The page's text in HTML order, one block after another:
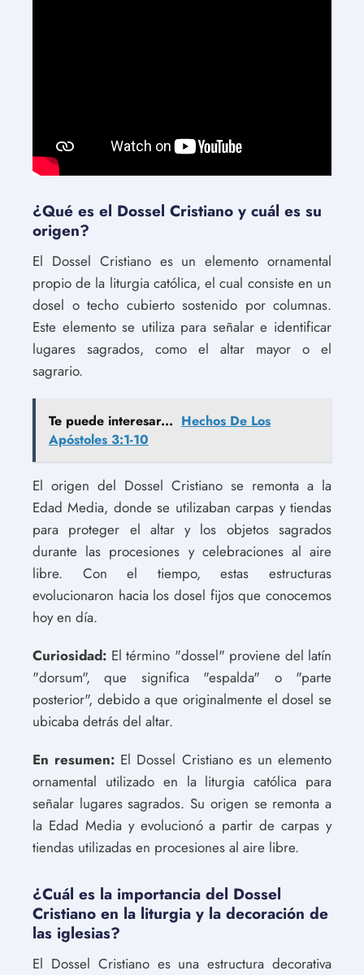
¿Qué es el Dossel Cristiano y cuál es su
origen?
El Dossel Cristiano es un elemento ornamental
propio de la liturgia católica, el cual consiste en un
dosel o techo cubierto sostenido por columnas.
Este elemento se utiliza para señalar e identificar
lugares sagrados, como el altar mayor o el
sagrario.
Te puede interesar... Hechos De Los
Apóstoles 3:1-10
El origen del Dossel Cristiano se remonta a la
Edad Media, donde se utilizaban carpas y tiendas
para proteger el altar y los objetos sagrados
durante las procesiones y celebraciones al aire
libre. Con el tiempo, estas estructuras
evolucionaron hacia los dosel fijos que conocemos
hoy en día.
Curiosidad: El término "dossel" proviene del latín
"dorsum", que significa "espalda" o "parte
posterior", debido a que originalmente el dosel se
ubicaba detrás del altar.
En resumen: El Dossel Cristiano es un elemento
ornamental utilizado en la liturgia católica para
señalar lugares sagrados. Su origen se remonta a
la Edad Media y evolucionó a partir de carpas y
tiendas utilizadas en procesiones al aire libre.
¿Cuál es la importancia del Dossel
Cristiano en la liturgia y la decoración de
las iglesias?
El Dossel Cristiano es una estructura decorativa